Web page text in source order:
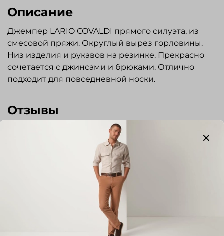
Описание
Джемпер LARIO COVALDI прямого силуэта, из
смесовой пряжи. Округлый вырез горловины.
Низ изделия и рукавов на резинке. Прекрасно
сочетается с джинсами и брюками. Отлично
подходит для повседневной носки.
Отзывы
Отзывов еще никто не оставлял